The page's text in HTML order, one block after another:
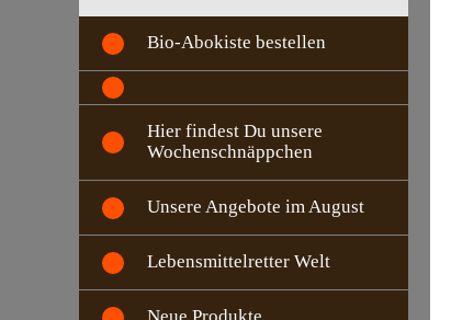
Bio-Abokiste bestellen
Hier findest Du unsere
Wochenschnäppchen
Unsere Angebote im August
Lebensmittelretter Welt